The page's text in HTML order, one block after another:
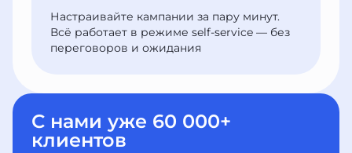
Настраивайте кампании за пару минут.
Всё работает в режиме self-service — без
переговоров и ожидания
С нами уже 60 000+
клиентов